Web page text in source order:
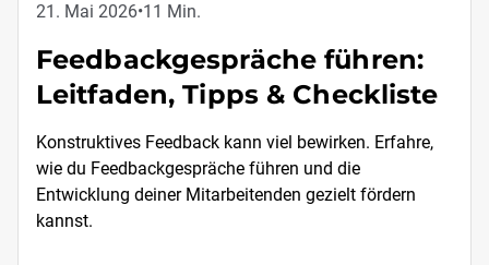
21. Mai 2026•11 Min.
Feedbackgespräche führen:
Leitfaden, Tipps & Checkliste
Konstruktives Feedback kann viel bewirken. Erfahre,
wie du Feedbackgespräche führen und die
Entwicklung deiner Mitarbeitenden gezielt fördern
kannst.